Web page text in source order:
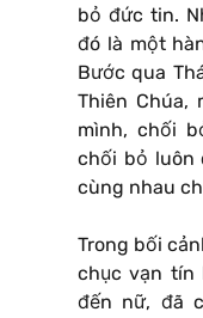
bỏ đức tin.
đó là một
Bước qua
Thiên Chúa,
mình, chối
chối bỏ luôn
cùng nhau
Trong bối
chục vạn tín
đến nữ, đã